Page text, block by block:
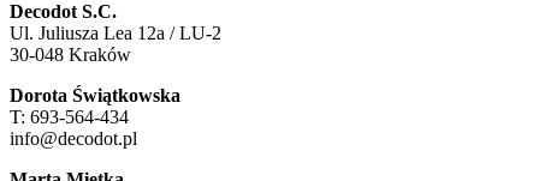
Decodot S.C.
Ul. Juliusza Lea 12a / LU-2
30-048 Kraków
Dorota Świątkowska
T: 693-564-434
info@decodot.pl